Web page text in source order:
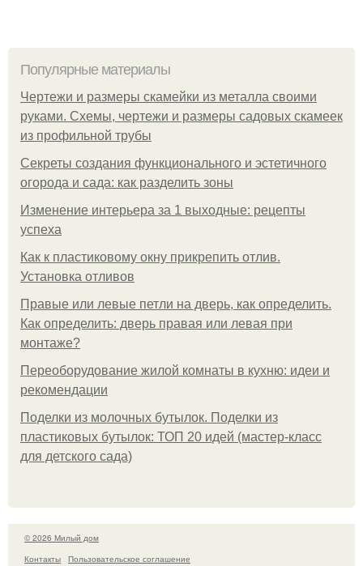
Популярные материалы
Чертежи и размеры скамейки из металла своими
руками. Схемы, чертежи и размеры садовых скамеек
из профильной трубы
Секреты создания функционального и эстетичного
огорода и сада: как разделить зоны
Изменение интерьера за 1 выходные: рецепты
успеха
Как к пластиковому окну прикрепить отлив.
Установка отливов
Правые или левые петли на дверь, как определить.
Как определить: дверь правая или левая при
монтаже?
Переоборудование жилой комнаты в кухню: идеи и
рекомендации
Поделки из молочных бутылок. Поделки из
пластиковых бутылок: ТОП 20 идей (мастер-класс
для детского сада)
© 2026 Милый дом
Контакты
Пользовательское соглашение